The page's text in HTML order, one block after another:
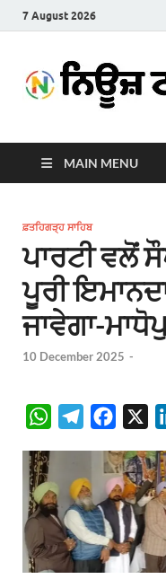
7 August 2026
MAIN MENU
ਫ਼ਤਹਿਗੜ੍ਹ ਸਾਹਿਬ
ਪਾਰਟੀ ਵਲੋਂ
ਪੂਰੀ
ਜਾਵੇਗਾ-
10 December 2025 -
W
t
s
A
p
e
g
r
c
e
b
o